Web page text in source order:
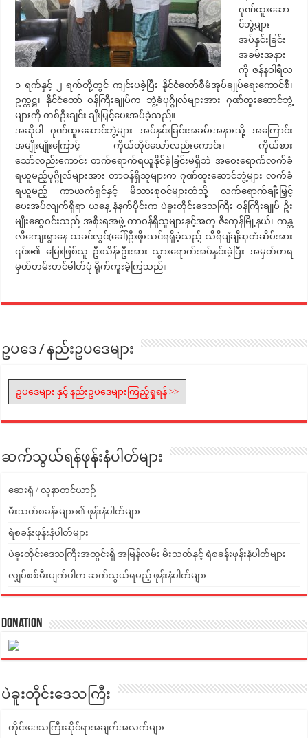
ဂုဏ်ထူးဆော
င်ဘွဲ့များ
အပ်နှင်းခြင်း
အခမ်းအနား
ကို ဇန်နဝါရီလ
၁ ရက်နှင့် ၂ ရက်တို့တွင် ကျင်းပခဲ့ပြီး နိုင်ငံတော်စီမံအုပ်ချုပ်ရေးကောင်စီ၊
ဥက္ကဋ္ဌ၊ နိုင်ငံတော် ဝန်ကြီးချုပ်က ဘွဲ့ခံပုဂ္ဂိုလ်များအား ဂုဏ်ထူးဆောင်ဘွဲ့
များကို တစ်ဦးချင်း ချီးမြှင့်ပေးအပ်ခဲ့သည်။
အဆိုပါ ဂုဏ်ထူးဆောင်ဘွဲ့များ အပ်နှင်းခြင်းအခမ်းအနားသို့ အကြောင်း
အမျိုးမျိုးကြောင့် ကိုယ်တိုင်သော်လည်းကောင်း၊ ကိုယ်စား
သော်လည်းကောင်း တက်ရောက်ရယူနိုင်ခဲ့ခြင်းမရှိဘဲ အဝေးရောက်လက်ခံ
ရယူမည့်ပုဂ္ဂိုလ်များအား တာဝန်ရှိသူများက ဂုဏ်ထူးဆောင်ဘွဲ့များ လက်ခံ
ရယူမည့် ကာယကံရှင်နှင့် မိသားစုဝင်များထံသို့ လက်ရောက်ချီးမြှင့်
ပေးအပ်လျက်ရှိရာ ယနေ့ နံနက်ပိုင်းက ပဲခူးတိုင်းဒေသကြီး ဝန်ကြီးချုပ် ဦး
မျိုးဆွေဝင်းသည် အစိုးရအဖွဲ့ တာဝန်ရှိသူများနှင့်အတူ ဇီးကုန်မြို့နယ်၊ ကန္တ
လီကျေးရွာနေ သခင်လွင်(ခေါ်)ဦးဖိုးသင်ရရှိခဲ့သည့် သီရိပျံချီဆုတံဆိပ်အား
၎င်း၏ မြေးဖြစ်သူ ဦးသိန်းဦးအား သွားရောက်အပ်နှင်းခဲ့ပြီး အမှတ်တရ
မှတ်တမ်းတင်ဓါတ်ပုံ ရိုက်ကူးခဲ့ကြသည်။
ဥပဒေ / နည်းဥပဒေများ
ဥပဒေများ နှင့် နည်းဥပဒေများကြည့်ရှုရန် >>
ဆက်သွယ်ရန်ဖုန်းနံပါတ်များ
ဆေးရုံ / လူနာတင်ယာဉ်
မီးသတ်စခန်းများ၏ ဖုန်းနံပါတ်များ
ရဲစခန်းဖုန်းနံပါတ်များ
ပဲခူးတိုင်းဒေသကြီးအတွင်းရှိ အမြန်လမ်း မီးသတ်နှင့် ရဲစခန်းဖုန်းနံပါတ်များ
လျှပ်စစ်မီးပျက်ပါက ဆက်သွယ်ရမည့် ဖုန်းနံပါတ်များ
Donation
ပဲခူးတိုင်းဒေသကြီး
တိုင်းဒေသကြီးဆိုင်ရာအချက်အလက်များ